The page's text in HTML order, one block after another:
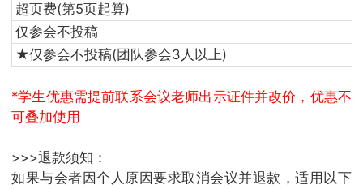
超页费(第5页起算)
仅参会不投稿
★仅参会不投稿(团队参会3人以上)
*学生优惠需提前联系会议老师出示证件并改价，优惠不
可叠加使用
>>>退款须知：
如果与会者因个人原因要求取消会议并退款，适用以下